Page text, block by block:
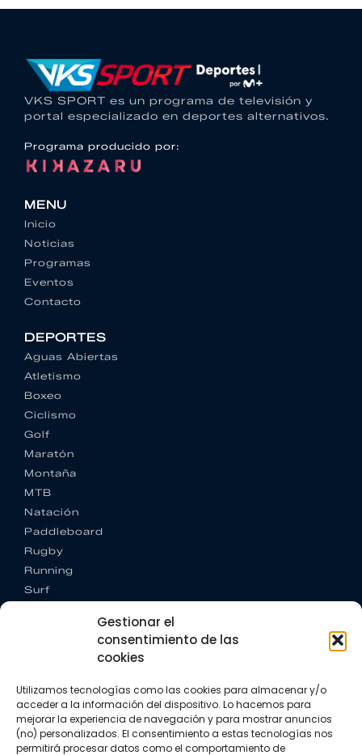
Gestionar el
consentimiento de las
cookies
Utilizamos tecnologías como las cookies para almacenar y/o
acceder a la información del dispositivo. Lo hacemos para
mejorar la experiencia de navegación y para mostrar anuncios
(no) personalizados. El consentimiento a estas tecnologías nos
permitirá procesar datos como el comportamiento de
VKS SPORT es un programa de televisión y
portal especializado en deportes alternativos.
Programa producido por:
MENU
Inicio
Noticias
Programas
Eventos
Contacto
DEPORTES
Aguas Abiertas
Atletismo
Boxeo
Ciclismo
Golf
Maratón
Montaña
MTB
Natación
Paddleboard
Rugby
Running
Surf
CONTACTO
+34 662 342 177
info@vkssport.com
SÍGUENOS